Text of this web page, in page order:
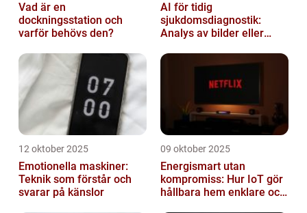
Vad är en
dockningsstation och
varför behövs den?
AI för tidig
sjukdomsdiagnostik:
Analys av bilder eller
12 oktober 2025
Emotionella maskiner:
Teknik som förstår och
svarar på känslor
09 oktober 2025
Energismart utan
kompromiss: Hur IoT gör
hållbara hem enklare och